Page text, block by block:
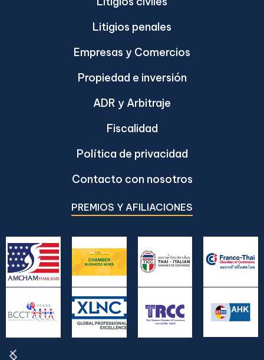
Litigios penales
Empresas y Comercios
Propiedad e inversión
ADR y Arbitraje
Fiscalidad
Política de privacidad
Contacto con nosotros
PREMIOS Y AFILIACIONES